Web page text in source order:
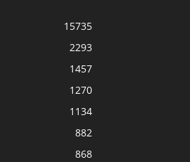
15735
2293
1457
1270
1134
882
868